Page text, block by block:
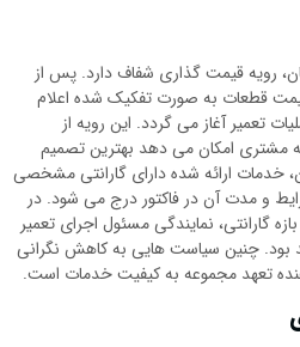
رویه قیمت گذاری شفاف دارد. پس از
قطعات به صورت تفکیک شده اعلام
تعمیر آغاز می گردد. این رویه از
مشتری امکان می دهد بهترین تصمیم
خدمات ارائه شده دارای گارانتی مشخصی
و مدت آن در فاکتور درج می شود. در
گارانتی، نمایندگی مسئول اجرای تعمیر
بود. چنین سیاست هایی به کاهش نگرانی
تعهد مجموعه به کیفیت خدمات است.